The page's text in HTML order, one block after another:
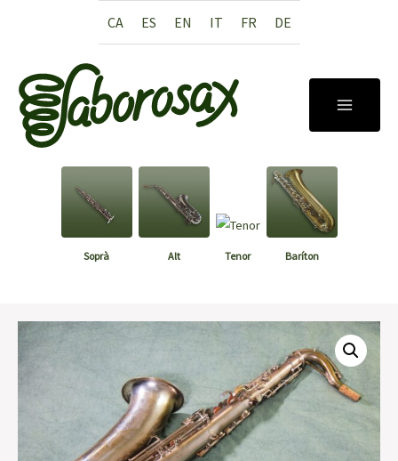
CA ES EN IT FR DE
Soprà Alt Tenor Baríton